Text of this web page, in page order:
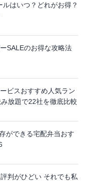
ルはいつ？どれがお得？
SALEのお得な攻略法
ビスおすすめ人気ラン
放題で22社を徹底比較
ができる宅配弁当おす
判がひどい それでも私